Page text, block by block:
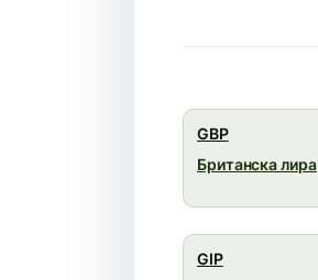
GBP
Британска лира
GIP